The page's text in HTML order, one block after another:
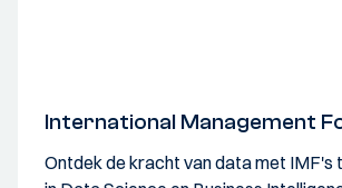
International Management
Ontdek de kracht van data met IMF's